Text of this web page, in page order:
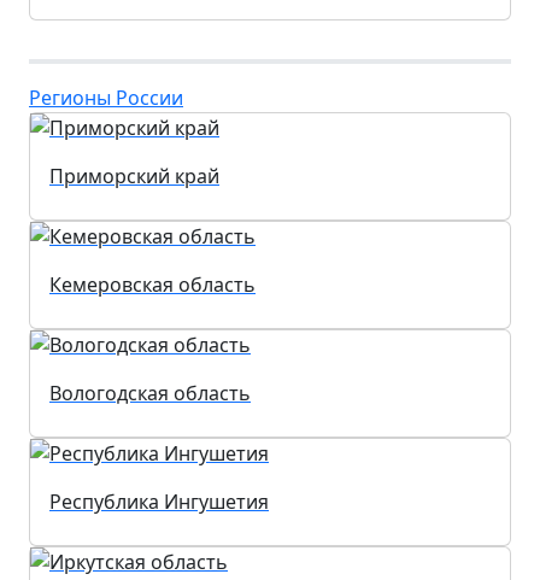
Регионы России
Приморский край
Кемеровская область
Вологодская область
Республика Ингушетия